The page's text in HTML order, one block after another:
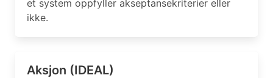
et system oppfyller akseptansekriterier eller
ikke.
Aksjon (IDEAL)